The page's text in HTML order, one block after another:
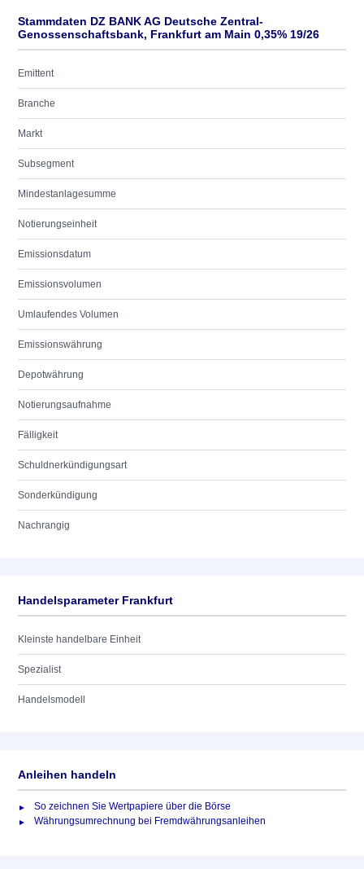
Stammdaten DZ BANK AG Deutsche Zentral-
Genossenschaftsbank, Frankfurt am Main 0,35% 19/26
Emittent
Branche
Markt
Subsegment
Mindestanlagesumme
Notierungseinheit
Emissionsdatum
Emissionsvolumen
Umlaufendes Volumen
Emissionswährung
Depotwährung
Notierungsaufnahme
Fälligkeit
Schuldnerkündigungsart
Sonderkündigung
Nachrangig
Handelsparameter Frankfurt
Kleinste handelbare Einheit
Spezialist
Handelsmodell
Anleihen handeln
So zeichnen Sie Wertpapiere über die Börse
Währungsumrechnung bei Fremdwährungsanleihen